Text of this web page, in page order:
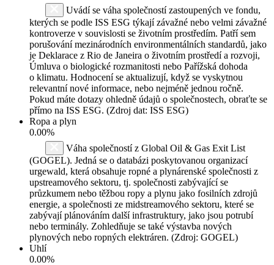
Uvádí se váha společností zastoupených ve fondu,
kterých se podle ISS ESG týkají závažné nebo velmi závažné
kontroverze v souvislosti se životním prostředím. Patří sem
porušování mezinárodních environmentálních standardů, jako
je Deklarace z Rio de Janeira o životním prostředí a rozvoji,
Úmluva o biologické rozmanitosti nebo Pařížská dohoda
o klimatu. Hodnocení se aktualizují, když se vyskytnou
relevantní nové informace, nebo nejméně jednou ročně.
Pokud máte dotazy ohledně údajů o společnostech, obraťte se
přímo na ISS ESG. (Zdroj dat: ISS ESG)
Ropa a plyn
0.00%
Váha společností z Global Oil & Gas Exit List
(GOGEL). Jedná se o databázi poskytovanou organizací
urgewald, která obsahuje ropné a plynárenské společnosti z
upstreamového sektoru, tj. společnosti zabývající se
průzkumem nebo těžbou ropy a plynu jako fosilních zdrojů
energie, a společnosti ze midstreamového sektoru, které se
zabývají plánováním další infrastruktury, jako jsou potrubí
nebo terminály. Zohledňuje se také výstavba nových
plynových nebo ropných elektráren. (Zdroj: GOGEL)
Uhlí
0.00%